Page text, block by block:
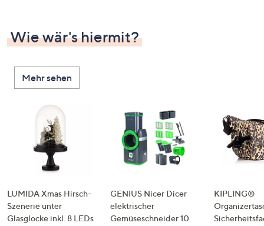
Wie wär's hiermit?
Mehr sehen
LUMIDA Xmas Hirsch-
Szenerie unter
Glasglocke inkl. 8 LEDs
GENIUS Nicer Dicer
elektrischer
Gemüseschneider 10
KIPLING®